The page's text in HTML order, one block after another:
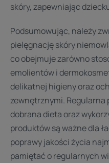
skóry, zapewniając
Podsumowując, należy
pielęgnację skóry
co obejmuje zarówno
emolientów i
delikatnej higieny oraz
zewnętrznymi.
dobrana dieta oraz
produktów są ważne dla
poprawy jakości życia
pamiętać o regularnych